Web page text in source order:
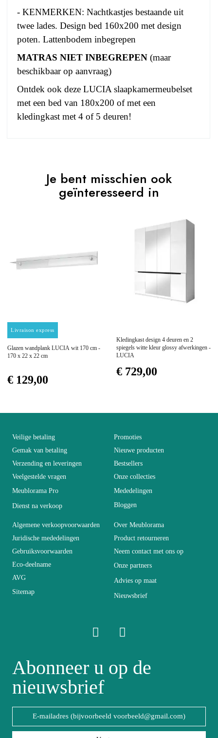
- KENMERKEN: Nachtkastjes bestaande uit
twee lades. Design bed 160x200 met design
poten. Lattenbodem inbegrepen
MATRAS NIET INBEGREPEN (maar
beschikbaar op aanvraag)
Ontdek ook deze LUCIA slaapkamermeubelset
met een bed van 180x200 of met een
kledingkast met 4 of 5 deuren!
Leeftijd Volwassen
Levertijd (Aantal
Elektrisch Niet-elektrisch
Niet stapelbaar
Vaste Niet vastgesteld
Garantie 2 jaar
Hoogte 91
Breedte 166
Lengte 205
Opvouwbaar Niet-klapbaar
205
Structuur
Stijl van het
Design
You Must Login To Review
Je bent misschien ook
geïnteresseerd in
Livraison express
Prijs
Glazen wandplank LUCIA wit 170 cm -
170 x 22 x 22 cm
€ 129,00
Kledingkast design 4 deuren en 2
spiegels witte kleur glossy afwerkingen -
LUCIA
€ 729,00
Veilige betaling
Gemak van betaling
Verzending en leveringen
Veelgestelde vragen
Meublorama Pro
Dienst na verkoop
Promoties
Nieuwe producten
Bestsellers
Onze collecties
Mededelingen
Bloggen
Algemene verkoopvoorwaarden
Juridische mededelingen
Gebruiksvoorwaarden
Eco-deelname
AVG
Sitemap
Over Meublorama
Product retourneren
Neem contact met ons op
Onze partners
Advies op maat
Nieuwsbrief
Abonneer u op de
nieuwsbrief